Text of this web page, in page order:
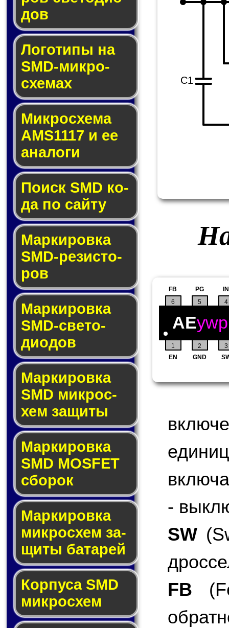
дов
Логотипы на
SMD-мик­ро­
схе­мах
Микросхема
AMS1117 и ее
ана­ло­ги
Поиск SMD ко­
да по сай­ту
Маркировка
SMD-ре­зис­то­
ров
Маркировка
SMD-све­то­
дио­дов
Мар­ки­ров­ка
SMD мик­рос­
хем защиты
Мар­ки­ров­ка
SMD MOSFET
сбо­рок
Мар­ки­ров­ка
мик­ро­схем за­
щи­ты ба­та­рей
Корпуса SMD
мик­ро­схем
C1
1 2 3
4
EN GND
IN
PG
5
6
FB
AEywp
-
SW
FB